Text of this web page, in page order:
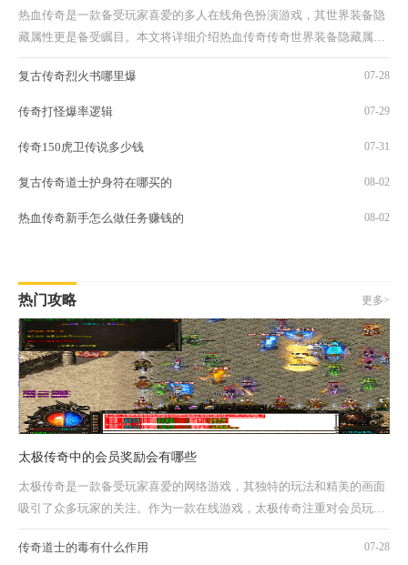
热血传奇是一款备受玩家喜爱的多人在线角色扮演游戏，其世界装备隐
藏属性更是备受瞩目。本文将详细介绍热血传奇传奇世界装备隐藏属性
攻略，帮助玩家更好地掌握游戏。什么是装...
复古传奇烈火书哪里爆
07-28
传奇打怪爆率逻辑 07-29
传奇150虎卫传说多少钱 07-31
复古传奇道士护身符在哪买的 08-02
热血传奇新手怎么做任务赚钱的 08-02
热门攻略 更多>
太极传奇中的会员奖励会有哪些
太极传奇是一款备受玩家喜爱的网络游戏，其独特的玩法和精美的画面
吸引了众多玩家的关注。作为一款在线游戏，太极传奇注重对会员玩家
的奖励与回馈。本文将带您了解太极传奇中的会员奖励。太极传奇中的
会员奖励是一项特殊待遇，旨在鼓励玩家积极参与游戏，并提...
传奇道士的毒有什么作用 07-28